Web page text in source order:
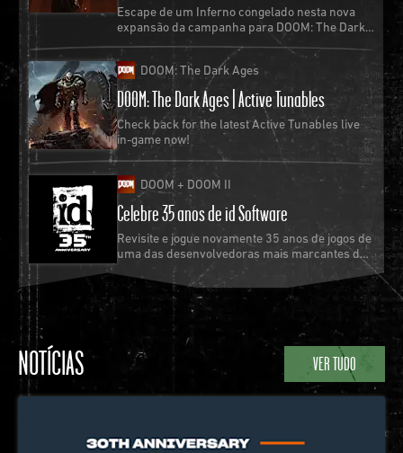
Escape de um Inferno congelado nesta nova
expansão da campanha para DOOM: The Dark
Ages.
DOOM: The Dark Ages
DOOM: The Dark Ages | Active Tunables
Check back for the latest Active Tunables live
in-game now!
DOOM + DOOM II
Celebre 35 anos de id Software
Revisite e jogue novamente 35 anos de jogos de
uma das desenvolvedoras mais marcantes da
indústria de videogame, que popularizou o
gênero de tiro em primeira pessoa e expandiu
fronteiras com sua engine idTech.
NOTÍCIAS VER TUDO